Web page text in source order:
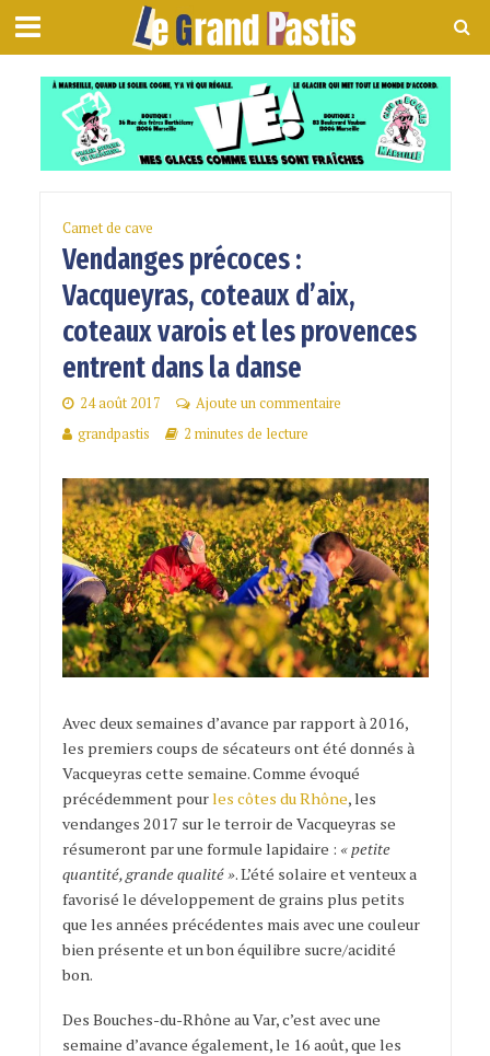
Carnet de cave
Vendanges précoces :
Vacqueyras, coteaux d’aix,
coteaux varois et les provences
entrent dans la danse
24 août 2017
Ajoute un commentaire
grandpastis
2 minutes de lecture
Avec deux semaines d’avance par rapport à 2016,
les premiers coups de sécateurs ont été donnés à
Vacqueyras cette semaine. Comme évoqué
précédemment pourles côtes du Rhône, les
vendanges 2017 sur le terroir de Vacqueyras se
résumeront par une formule lapidaire : « petite
quantité, grande qualité ». L’été solaire et venteux a
favorisé le développement de grains plus petits
que les années précédentes mais avec une couleur
bien présente et un bon équilibre sucre/acidité
bon.
Des Bouches-du-Rhône au Var, c’est avec une
semaine d’avance également, le 16 août, que les